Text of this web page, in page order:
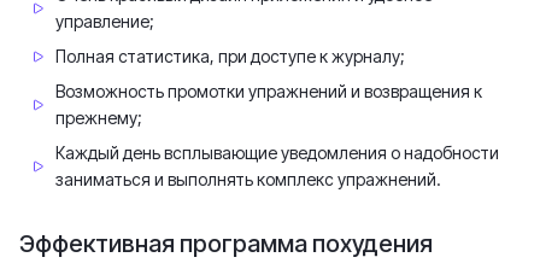
управление;
Полная статистика, при доступе к журналу;
Возможность промотки упражнений и возвращения к
прежнему;
Каждый день всплывающие уведомления о надобности
заниматься и выполнять комплекс упражнений.
Эффективная программа похудения